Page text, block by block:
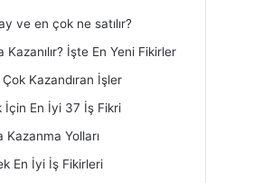
ve en çok ne satılır?
Kazanılır? İşte En Yeni Fikirler
Kazandıran İşler
İçin En İyi 37 İş Fikri
Kazanma Yolları
En İyi İş Fikirleri